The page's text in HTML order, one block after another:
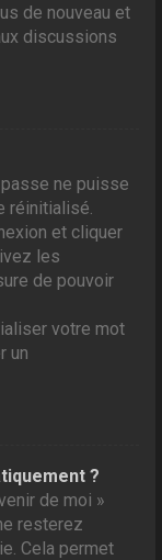
de nouveau et
discussions
ne puisse
réinitialisé.
et cliquer
les
de pouvoir
votre mot
un
?
de moi »
resterez
Cela permet